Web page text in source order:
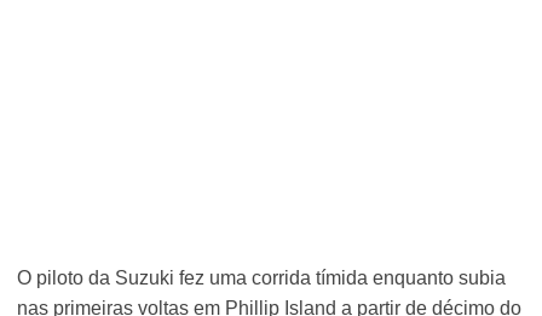
O piloto da Suzuki fez uma corrida tímida enquanto subia
nas primeiras voltas em Phillip Island a partir de décimo do